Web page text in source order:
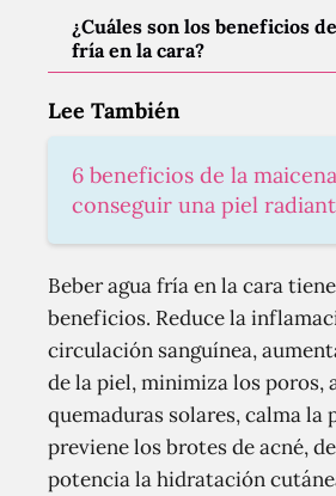
¿Cuáles son los beneficios
fría en la cara?
Lee También
6 beneficios de la
conseguir una piel
Beber agua fría en la cara
beneficios. Reduce la
circulación sanguínea,
de la piel, minimiza los poros,
quemaduras solares, calma la
previene los brotes de acné,
potencia la hidratación